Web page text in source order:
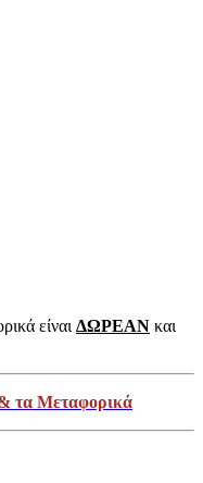
είναιΔΩΡΕΑΝ και
τα Μεταφορικά